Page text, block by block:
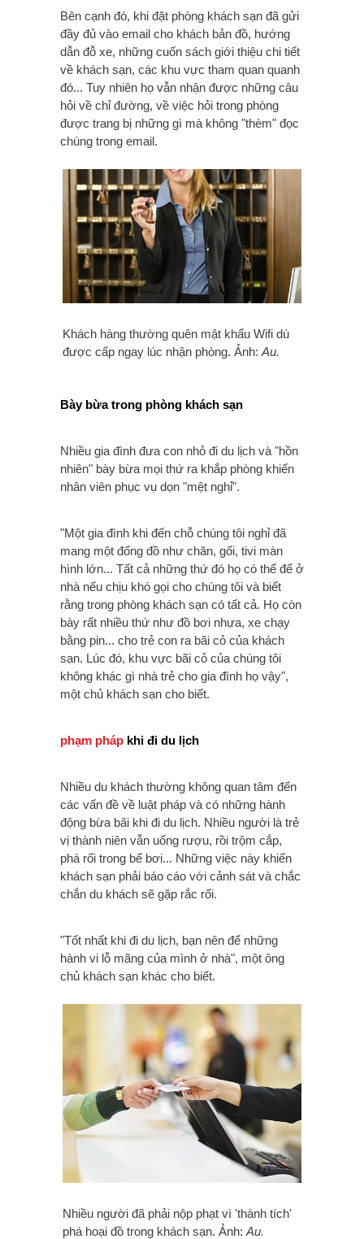
Bên cạnh đó, khi đặt phòng khách sạn đã gửi
đầy đủ vào email cho khách bản đồ, hướng
dẫn đỗ xe, những cuốn sách giới thiệu chi tiết
về khách sạn, các khu vực tham quan quanh
đó... Tuy nhiên họ vẫn nhận được những câu
hỏi về chỉ đường, về việc hỏi trong phòng
được trang bị những gì mà không "thèm" đọc
chúng trong email.
Khách hàng thường quên mật khẩu Wifi dù
được cấp ngay lúc nhận phòng. Ảnh: Au.
Bày bừa trong phòng khách sạn
Nhiều gia đình đưa con nhỏ đi du lịch và "hồn
nhiên" bày bừa mọi thứ ra khắp phòng khiến
nhân viên phục vụ dọn "mệt nghỉ".
"Một gia đình khi đến chỗ chúng tôi nghỉ đã
mang một đống đồ như chăn, gối, tivi màn
hình lớn... Tất cả những thứ đó họ có thể để ở
nhà nếu chịu khó gọi cho chúng tôi và biết
rằng trong phòng khách sạn có tất cả. Họ còn
bày rất nhiều thứ như đồ bơi nhựa, xe chạy
bằng pin... cho trẻ con ra bãi cỏ của khách
sạn. Lúc đó, khu vực bãi cỏ của chúng tôi
không khác gì nhà trẻ cho gia đình họ vậy",
một chủ khách sạn cho biết.
phạm pháp khi đi du lịch
Nhiều du khách thường không quan tâm đến
các vấn đề về luật pháp và có những hành
động bừa bãi khi đi du lịch. Nhiều người là trẻ
vị thành niên vẫn uống rượu, rồi trộm cắp,
phá rối trong bể bơi... Những việc này khiến
khách sạn phải báo cáo với cảnh sát và chắc
chắn du khách sẽ gặp rắc rối.
"Tốt nhất khi đi du lịch, bạn nên để những
hành vi lỗ mãng của mình ở nhà", một ông
chủ khách sạn khác cho biết.
Nhiều người đã phải nộp phạt vì 'thành tích'
phá hoại đồ trong khách sạn. Ảnh: Au.